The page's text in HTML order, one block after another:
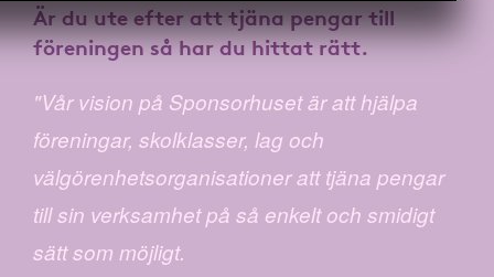
Är du ute efter atttjäna pengar till
föreningenså har du hittat rätt.
"Vår vision på Sponsorhuset är att hjälpa
föreningar, skolklasser, lag och
välgörenhetsorganisationer att tjäna pengar
till sin verksamhet på så enkelt och smidigt
sätt som möjligt.